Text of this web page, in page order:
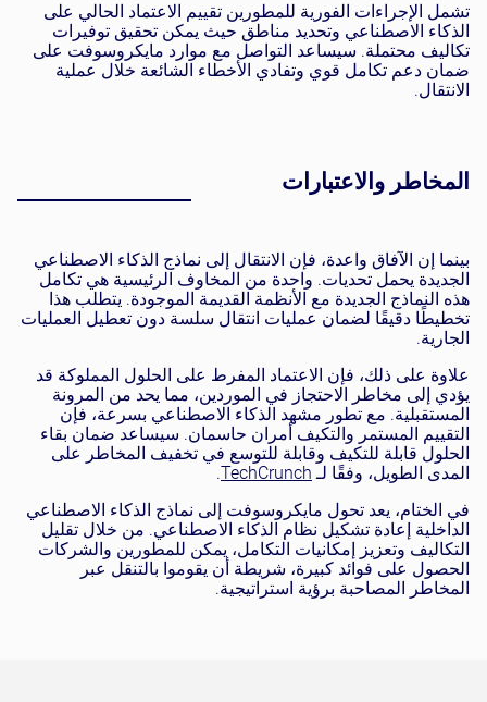
تشمل الإجراءات الفورية للمطورين تقييم الاعتماد الحالي على
الذكاء الاصطناعي وتحديد مناطق حيث يمكن تحقيق توفيرات
تكاليف محتملة. سيساعد التواصل مع موارد مايكروسوفت على
ضمان دعم تكامل قوي وتفادي الأخطاء الشائعة خلال عملية
الانتقال.
المخاطر والاعتبارات
بينما إن الآفاق واعدة، فإن الانتقال إلى نماذج الذكاء الاصطناعي
الجديدة يحمل تحديات. واحدة من المخاوف الرئيسية هي تكامل
هذه النماذج الجديدة مع الأنظمة القديمة الموجودة. يتطلب هذا
تخطيطًا دقيقًا لضمان عمليات انتقال سلسة دون تعطيل العمليات
الجارية.
علاوة على ذلك، فإن الاعتماد المفرط على الحلول المملوكة قد
يؤدي إلى مخاطر الاحتجاز في الموردين، مما يحد من المرونة
المستقبلية. مع تطور مشهد الذكاء الاصطناعي بسرعة، فإن
التقييم المستمر والتكيف أمران حاسمان. سيساعد ضمان بقاء
الحلول قابلة للتكيف وقابلة للتوسع في تخفيف المخاطر على
المدى الطويل، وفقًا لـ TechCrunch
.
في الختام، يعد تحول مايكروسوفت إلى نماذج الذكاء الاصطناعي
الداخلية إعادة تشكيل نظام الذكاء الاصطناعي. من خلال تقليل
التكاليف وتعزيز إمكانيات التكامل، يمكن للمطورين والشركات
الحصول على فوائد كبيرة، شريطة أن يقوموا بالتنقل عبر
المخاطر المصاحبة برؤية استراتيجية.